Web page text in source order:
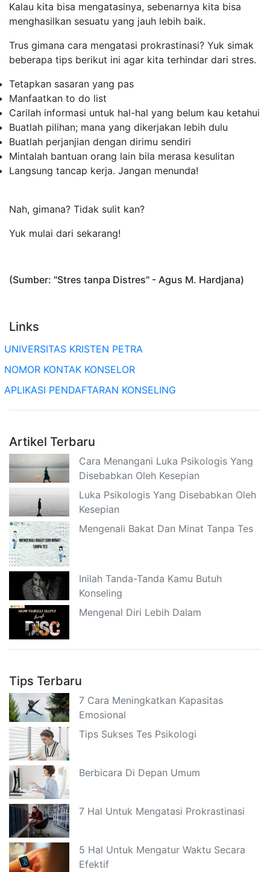
Kalau kita bisa mengatasinya, sebenarnya kita bisa
menghasilkan sesuatu yang jauh lebih baik.
Trus gimana cara mengatasi prokrastinasi? Yuk simak
beberapa tips berikut ini agar kita terhindar dari stres.
Tetapkan sasaran yang pas
Manfaatkan to do list
Carilah informasi untuk hal-hal yang belum kau ketahui
Buatlah pilihan; mana yang dikerjakan lebih dulu
Buatlah perjanjian dengan dirimu sendiri
Mintalah bantuan orang lain bila merasa kesulitan
Langsung tancap kerja. Jangan menunda!
Nah, gimana? Tidak sulit kan?
Yuk mulai dari sekarang!
(Sumber: "Stres tanpa Distres" - Agus M. Hardjana)
Links
UNIVERSITAS KRISTEN PETRA
NOMOR KONTAK KONSELOR
APLIKASI PENDAFTARAN KONSELING
Artikel Terbaru
Cara Menangani Luka Psikologis Yang
Disebabkan Oleh Kesepian
Luka Psikologis Yang Disebabkan Oleh
Kesepian
Mengenali Bakat Dan Minat Tanpa Tes
Inilah Tanda-Tanda Kamu Butuh
Konseling
Mengenal Diri Lebih Dalam
Tips Terbaru
7 Cara Meningkatkan Kapasitas
Emosional
Tips Sukses Tes Psikologi
Berbicara Di Depan Umum
7 Hal Untuk Mengatasi Prokrastinasi
5 Hal Untuk Mengatur Waktu Secara
Efektif